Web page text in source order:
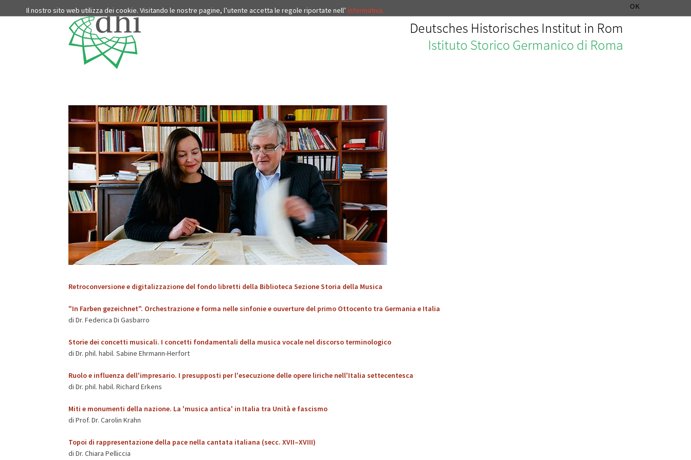
OK
Il nostro sito web utilizza dei cookie. Visitando le nostre pagine, l’utente accetta le regole riportate nell’ informativa.
Retroconversione e digitalizzazione del fondo libretti della Biblioteca Sezione Storia della Musica
"In Farben gezeichnet". Orchestrazione e forma nelle sinfonie e ouverture del primo Ottocento tra Germania e Italia
di Dr. Federica Di Gasbarro
Storie dei concetti musicali. I concetti fondamentali della musica vocale nel discorso terminologico
di Dr. phil. habil. Sabine Ehrmann-Herfort
Ruolo e influenza dell'impresario. I presupposti per l'esecuzione delle opere liriche nell'Italia settecentesca
di Dr. phil. habil. Richard Erkens
Miti e monumenti della nazione. La 'musica antica' in Italia tra Unità e fascismo
di Prof. Dr. Carolin Krahn
Topoi di rappresentazione della pace nella cantata italiana (secc. XVII–XVIII)
di Dr. Chiara Pelliccia